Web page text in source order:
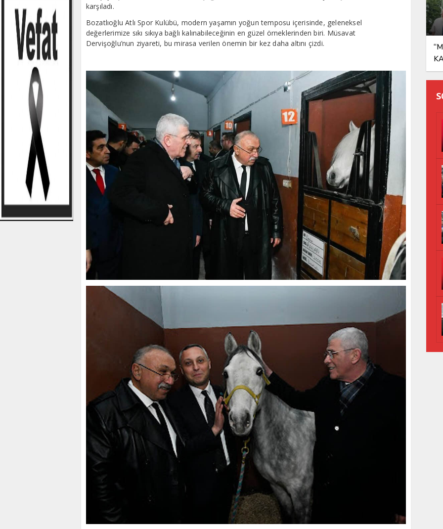
karşıladı.
Bozatlıoğlu Atlı Spor Kulübü, modern yaşamın yoğun temposu içerisinde, geleneksel
değerlerimize sıkı sıkıya bağlı kalınabileceğinin en güzel örneklerinden biri. Müsavat
Dervişoğlu’nun ziyareti, bu mirasa verilen önemin bir kez daha altını çizdi.